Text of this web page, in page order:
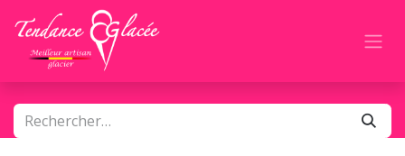
Se rendre au contenu